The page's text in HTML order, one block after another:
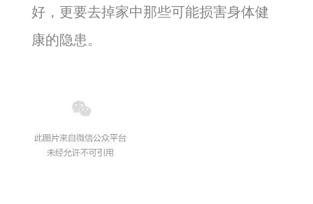
好，更要去掉家中那些可能损害身体健
康的隐患。